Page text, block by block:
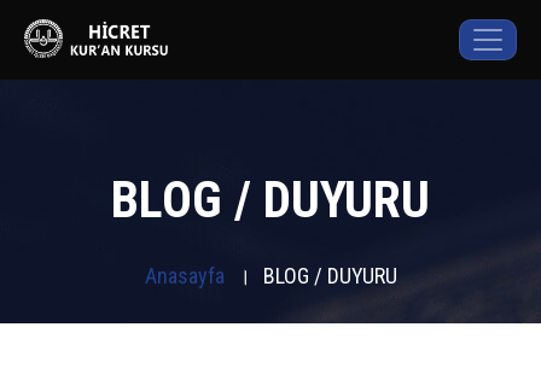
BLOG / DUYURU
Anasayfa । BLOG / DUYURU